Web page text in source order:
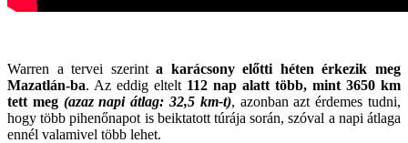
Warren a tervei szerinta karácsony előtti héten érkezik meg
Mazatlán-ba. Az eddig eltelt 112 nap alatt több, mint 3650 km
tett meg (azaz napi átlag: 32,5 km-t), azonban azt érdemes tudni,
hogy több pihenőnapot is beiktatott túrája során, szóval a napi átlaga
ennél valamivel több lehet.